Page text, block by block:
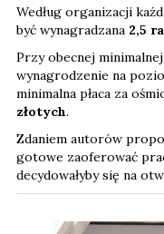
Według organizacji
być wynagradzana 2,5
Przy obecnej
wynagrodzenie na
minimalna płaca za
złotych.
Zdaniem autorów
gotowe zaoferować
decydowałyby się na